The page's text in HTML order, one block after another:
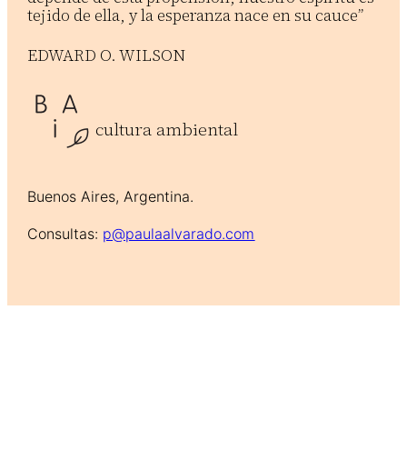
tejido de ella, y la esperanza nace en su cauce”
EDWARD O. WILSON
cultura ambiental
Buenos Aires, Argentina.
Consultas: p@paulaalvarado.com